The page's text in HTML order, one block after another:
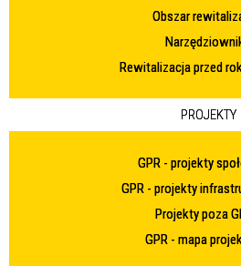
Obszar
Rewitalizacja przed
PROJEKTY
GPR - projekty
GPR - projekty
Projekty poza
GPR - mapa